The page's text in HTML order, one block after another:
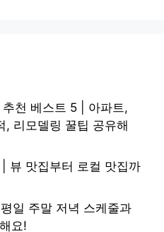
천 베스트 5 | 아파트,
, 리모델링 꿀팁 공유해
뷰 맛집부터 로컬 맛집까
일 주말 저녁 스케줄과
요!